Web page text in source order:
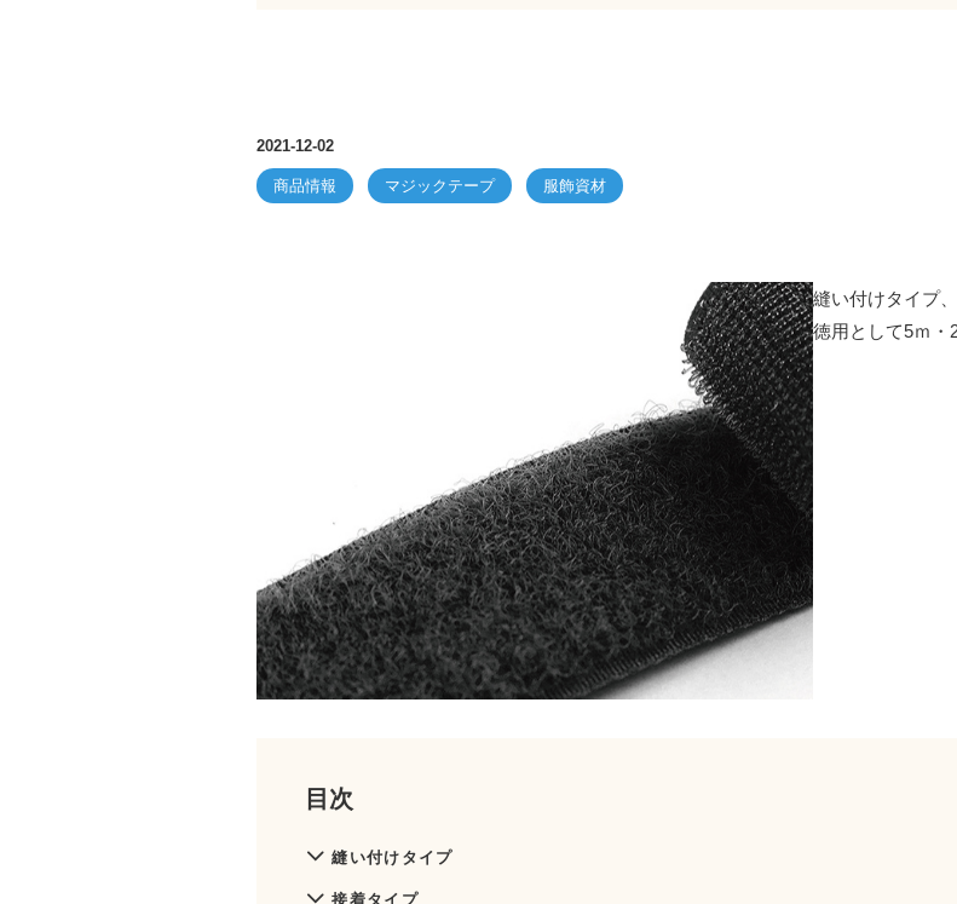
2021-12-02
商品情報 マジックテープ 服飾資材
縫い付けタイプ
徳用として5ｍ・
目次
縫い付けタイプ
接着タイプ